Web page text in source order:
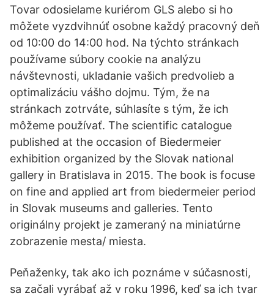
Tovar odosielame kuriérom GLS alebo si ho
môžete vyzdvihnúť osobne každý pracovný deň
od 10:00 do 14:00 hod. Na týchto stránkach
používame súbory cookie na analýzu
návštevnosti, ukladanie vašich predvolieb a
optimalizáciu vášho dojmu. Tým, že na
stránkach zotrváte, súhlasíte s tým, že ich
môžeme používať. The scientific catalogue
published at the occasion of Biedermeier
exhibition organized by the Slovak national
gallery in Bratislava in 2015. The book is focuse
on fine and applied art from biedermeier period
in Slovak museums and galleries. Tento
originálny projekt je zameraný na miniatúrne
zobrazenie mesta/ miesta.
Peňaženky, tak ako ich poznáme v súčasnosti,
sa začali vyrábať až v roku 1996, keď sa ich tvar